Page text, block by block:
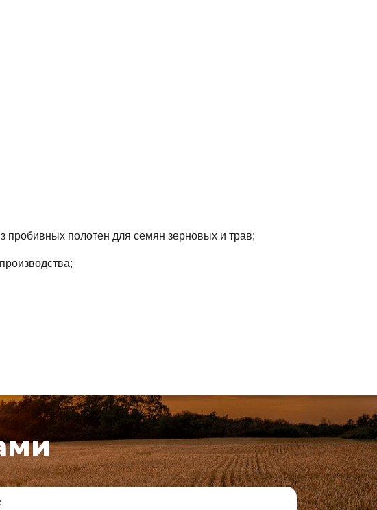
про­бив­ных по­ло­тен для се­мян зер­но­вых и трав;